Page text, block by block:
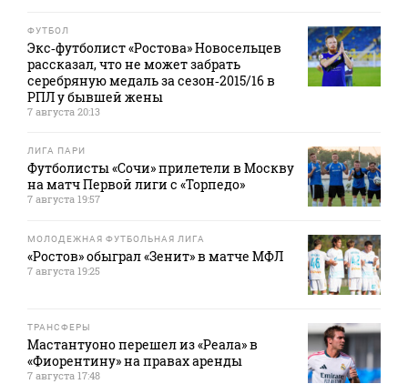
ФУТБОЛ
Экс‑футболист «Ростова» Новосельцев
рассказал, что не может забрать
серебряную медаль за сезон‑2015/16 в
РПЛ у бывшей жены
7 августа 20:13
ЛИГА ПАРИ
Футболисты «Сочи» прилетели в Москву
на матч Первой лиги с «Торпедо»
7 августа 19:57
МОЛОДЕЖНАЯ ФУТБОЛЬНАЯ ЛИГА
«Ростов» обыграл «Зенит» в матче МФЛ
7 августа 19:25
ТРАНСФЕРЫ
Мастантуоно перешел из «Реала» в
«Фиорентину» на правах аренды
7 августа 17:48